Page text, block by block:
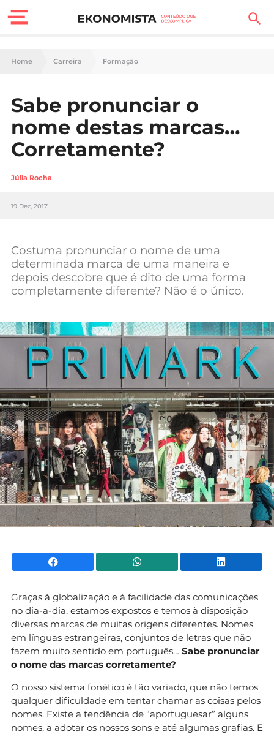
Finanças Pessoais
Carreira
Casa
Lifestyle
Sociedade
Negócios
Mundial 2026
Home Carreira Formação
Sabe pronunciar o
nome destas marcas…
Corretamente?
Júlia Rocha
19 Dez, 2017
Costuma pronunciar o nome de uma
determinada marca de uma maneira e
depois descobre que é dito de uma forma
completamente diferente? Não é o único.
Facebook WhatsApp
Graças à globalização e à facilidade das comunicações
no dia-a-dia, estamos expostos e temos à disposição
diversas marcas de muitas origens diferentes. Nomes
em línguas estrangeiras, conjuntos de letras que não
fazem muito sentido em português… Sabe pronunciar
o nome das marcas corretamente?
O nosso sistema fonético é tão variado, que não temos
qualquer dificuldade em tentar chamar as coisas pelos
nomes. Existe a tendência de “aportuguesar” alguns
nomes, a adotar os nossos sons e até algumas grafias. E